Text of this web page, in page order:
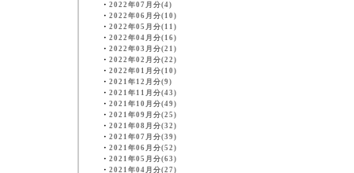
・ 2022年07月分(4)
・ 2022年06月分(10)
・ 2022年05月分(11)
・ 2022年04月分(16)
・ 2022年03月分(21)
・ 2022年02月分(22)
・ 2022年01月分(10)
・ 2021年12月分(9)
・ 2021年11月分(43)
・ 2021年10月分(49)
・ 2021年09月分(25)
・ 2021年08月分(32)
・ 2021年07月分(39)
・ 2021年06月分(52)
・ 2021年05月分(63)
・ 2021年04月分(27)